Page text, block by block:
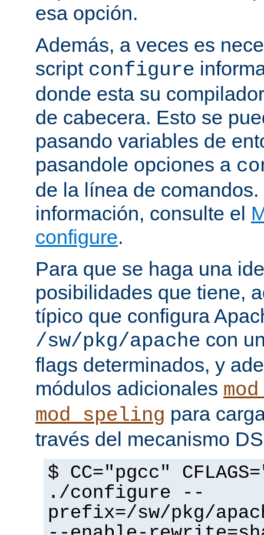
esa opción.
Además, a veces es
script configure
donde esta su
de cabecera. Esto se
pasando variables de
pasandole opciones a
de la línea de
información, consulte el
configure.
Para que se haga una
posibilidades que tiene,
típico que configura
/sw/pkg/apache con
flags determinados, y
módulos adicionales
mod_speling para
través del mecanismo
$ CC="pgcc"
./configure --
prefix=/sw/pkg/